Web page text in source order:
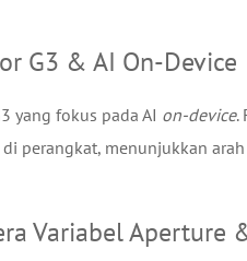
G3 & AI On-Device
yang fokus pada AI on-device.
perangkat, menunjukkan
Variabel Aperture